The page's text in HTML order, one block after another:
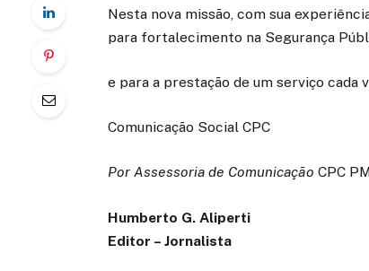
Nesta nova missão, com sua
para fortalecimento na Segurança
e para a prestação de um serviço cada
Comunicação Social CPC
Por Assessoria de Comunicação CPC
Humberto G. Aliperti
Editor – Jornalista